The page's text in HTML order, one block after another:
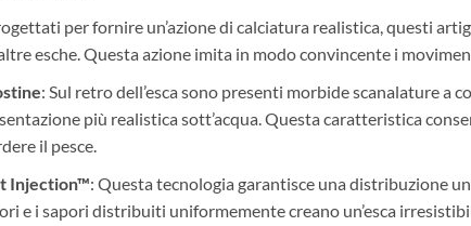
per fornire un’azione di calciatura realistica, questi
esche. Questa azione imita in modo convincente i
: Sul retro dell’esca sono presenti morbide scanalature a
più realistica sott’acqua. Questa caratteristica
il pesce.
Injection™: Questa tecnologia garantisce una distribuzione
e i sapori distribuiti uniformemente creano un’esca